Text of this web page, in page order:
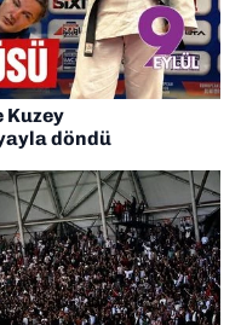
Kuzey
döndü